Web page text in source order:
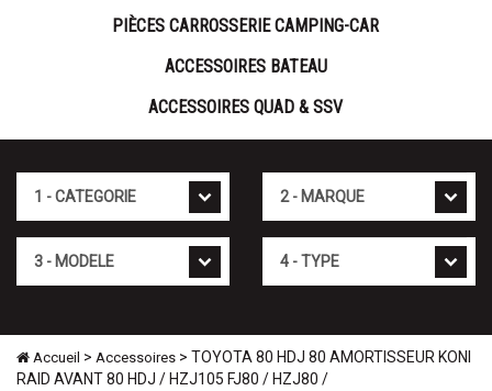
PIÈCES CARROSSERIE CAMPING-CAR
ACCESSOIRES BATEAU
ACCESSOIRES QUAD & SSV
Accueil > Accessoires > TOYOTA 80 HDJ 80 AMORTISSEUR KONI
RAID AVANT 80 HDJ / HZJ105 FJ80 / HZJ80 /